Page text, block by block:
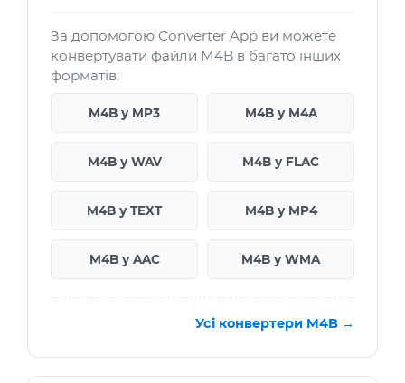
За допомогою Converter App ви можете
конвертувати файли M4B в багато інших
форматів:
M4B у MP3 M4B у M4A
M4B у WAV M4B у FLAC
M4B у TEXT M4B у MP4
M4B у AAC M4B у WMA
Усі конвертери M4B →